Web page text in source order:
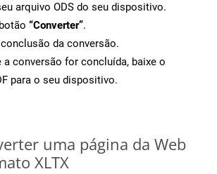
arquivo ODS do seu dispositivo.
“Converter”.
da conversão.
a conversão for concluída, baixe o
para o seu dispositivo.
uma página da Web
XLTX